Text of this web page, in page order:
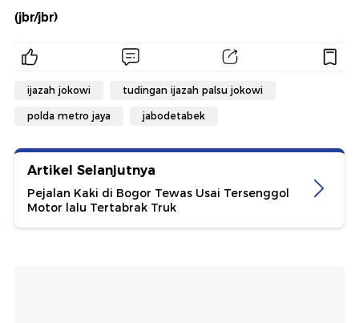
(jbr/jbr)
ijazah jokowi tudingan ijazah palsu jokowi
polda metro jaya jabodetabek
Artikel Selanjutnya
Pejalan Kaki di Bogor Tewas Usai Tersenggol
Motor lalu Tertabrak Truk